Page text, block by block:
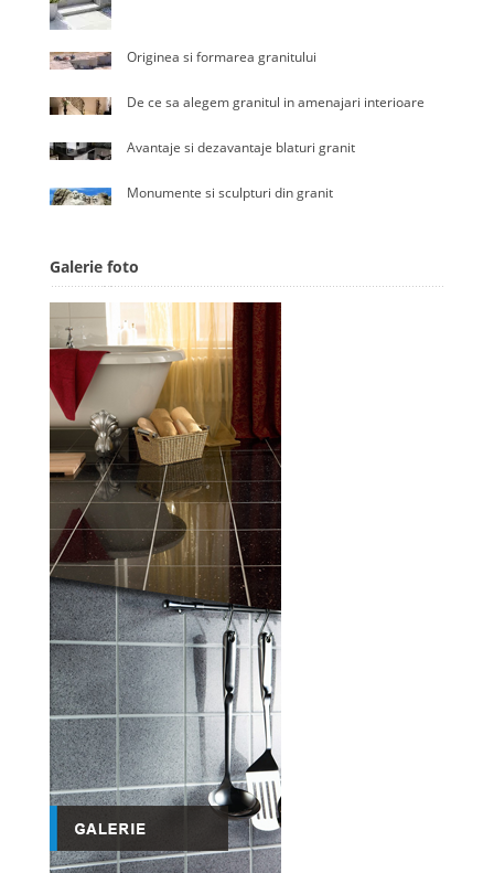
Originea si formarea granitului
De ce sa alegem granitul in amenajari interioare
Avantaje si dezavantaje blaturi granit
Monumente si sculpturi din granit
Galerie foto